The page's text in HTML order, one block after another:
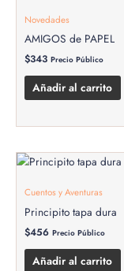
Novedades
AMIGOS de PAPEL
$343 Precio Público
Añadir al carrito
Cuentos y Aventuras
Principito tapa dura
$456 Precio Público
Añadir al carrito